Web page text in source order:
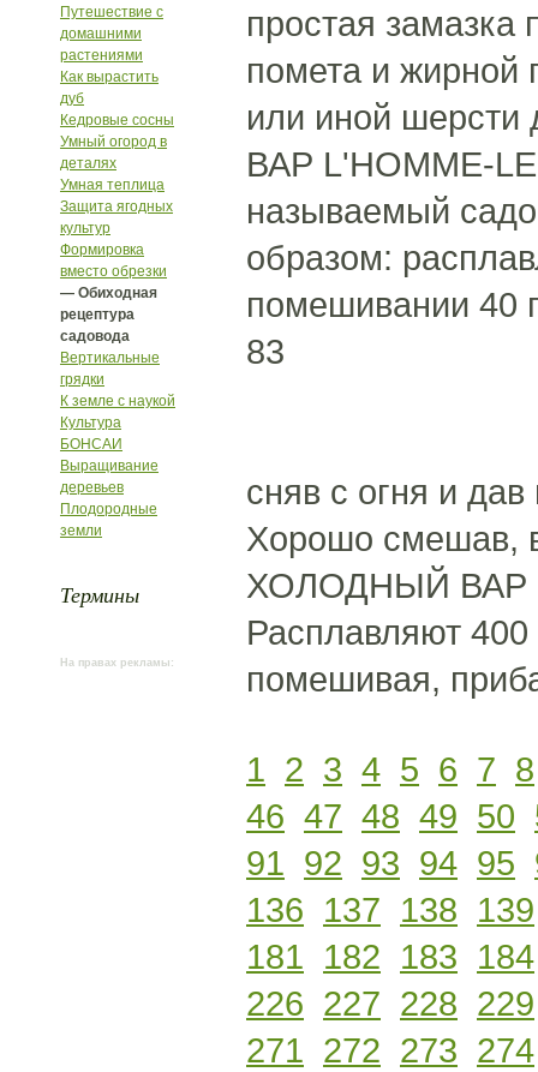
Путешествие с
домашними
растениями
Как вырастить
дуб
Кедровые сосны
Умный огород в
деталях
Умная теплица
Защита ягодных
культур
Формировка
вместо обрезки
— Обиходная
рецептура
садовода
Вертикальные
грядки
К земле с наукой
Культура
БОНСАИ
Выращивание
деревьев
Плодородные
земли
Термины
На правах рекламы:
простая замазка
помета и жирной
или иной шерсти
ВАР L'HOMME-
называемый
образом:
помешивании 40
83
сняв с огня и
Хорошо смешав,
ХОЛОДНЫЙ ВАР
Расплавляют 400
помешивая,
1 2 3 4 5 6 7 8
46 47 48 49 50
91 92 93 94 95
136 137 138 139
181 182 183 184
226 227 228 229
271 272 273 274